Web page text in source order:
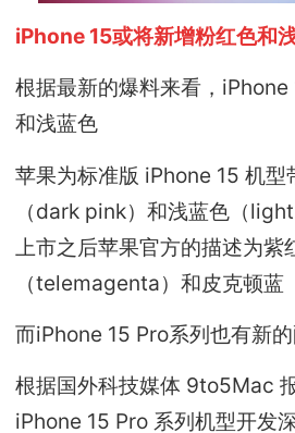
iPhone 15或将新增粉红色和
根据最新的爆料来看，
和浅蓝色
苹果为标准版 iPhone 15 机型
（dark pink）和浅蓝色（
上市之后苹果官方的描述为紫
（telemagenta）和皮克顿蓝
而iPhone 15 Pro系列也有新
根据国外科技媒体 9to5Mac
iPhone 15 Pro 系列机型开发